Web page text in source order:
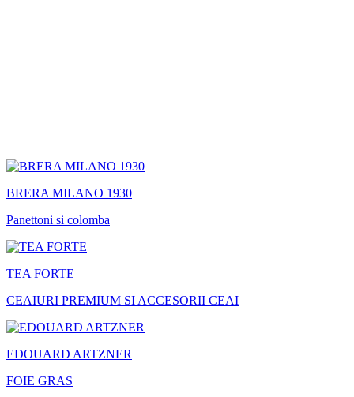
BRERA MILANO 1930
Panettoni si colomba
TEA FORTE
CEAIURI PREMIUM SI ACCESORII CEAI
EDOUARD ARTZNER
FOIE GRAS